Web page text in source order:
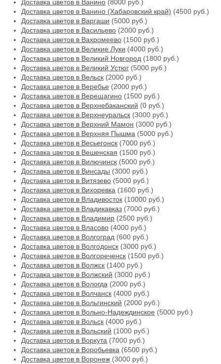
Доставка цветов в Ванино (8000 руб.)
Доставка цветов в Ванино (Хабаровский край) (4500 руб.)
Доставка цветов в Варгаши (5000 руб.)
Доставка цветов в Васильево (2000 руб.)
Доставка цветов в Вахромеево (1500 руб.)
Доставка цветов в Великие Луки (4000 руб.)
Доставка цветов в Великий Новгород (1800 руб.)
Доставка цветов в Великий Устюг (5000 руб.)
Доставка цветов в Вельск (2000 руб.)
Доставка цветов в Веребье (2000 руб.)
Доставка цветов в Верещагино (1500 руб.)
Доставка цветов в Верхнебаканский (0 руб.)
Доставка цветов в Верхнеуральск (3000 руб.)
Доставка цветов в Верхний Мамон (3000 руб.)
Доставка цветов в Верхняя Пышма (5000 руб.)
Доставка цветов в Весьегонск (7000 руб.)
Доставка цветов в Вешенская (1500 руб.)
Доставка цветов в Вилючинск (5000 руб.)
Доставка цветов в Винсады (3000 руб.)
Доставка цветов в Витязево (5000 руб.)
Доставка цветов в Вихоревка (1600 руб.)
Доставка цветов в Владивосток (10000 руб.)
Доставка цветов в Владикавказ (7000 руб.)
Доставка цветов в Владимир (2500 руб.)
Доставка цветов в Власово (4000 руб.)
Доставка цветов в Волгоград (600 руб.)
Доставка цветов в Волгодонск (3000 руб.)
Доставка цветов в Волгореченск (1500 руб.)
Доставка цветов в Волжск (1400 руб.)
Доставка цветов в Волжский (3000 руб.)
Доставка цветов в Вологда (2000 руб.)
Доставка цветов в Волчанск (4000 руб.)
Доставка цветов в Вольгинский (2000 руб.)
Доставка цветов в Вольно-Надеждинское (5000 руб.)
Доставка цветов в Вольск (4000 руб.)
Доставка цветов в Вольский (1000 руб.)
Доставка цветов в Воркута (7000 руб.)
Доставка цветов в Воробьевка (6500 руб.)
Доставка цветов в Воронеж (3000 руб.)